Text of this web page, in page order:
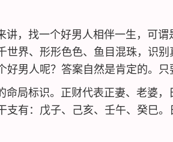
找一个好男人相伴一生，可谓
世界、形形色色、鱼目混珠，识
好男人呢？答案自然是肯定的。
局标识。正财代表正妻、老婆，
支有：戊子、己亥、壬午、癸巳